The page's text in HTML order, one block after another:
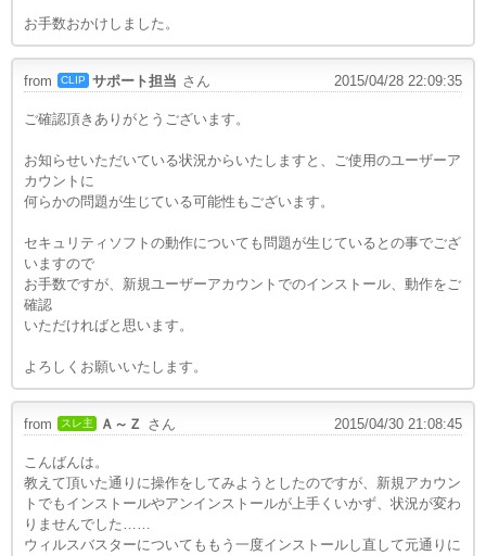
お手数おかけしました。
from CLIP サポート担当 さん 2015/04/28 22:09:35
ご確認頂きありがとうございます。
お知らせいただいている状況からいたしますと、ご使用のユーザーア
カウントに
何らかの問題が生じている可能性もございます。
セキュリティソフトの動作についても問題が生じているとの事でござ
いますので
お手数ですが、新規ユーザーアカウントでのインストール、動作をご
確認
いただければと思います。
よろしくお願いいたします。
from スレ主 Ａ～Ｚ さん 2015/04/30 21:08:45
こんばんは。
教えて頂いた通りに操作をしてみようとしたのですが、新規アカウン
トでもインストールやアンインストールが上手くいかず、状況が変わ
りませんでした……
ウィルスバスターについてももう一度インストールし直して元通りに